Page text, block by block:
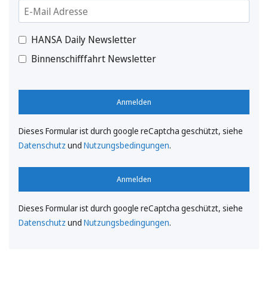
HANSA Daily Newsletter
Binnenschifffahrt Newsletter
Anmelden
Dieses Formular ist durch google reCaptcha geschützt, siehe
Datenschutz und Nutzungsbedingungen.
Anmelden
Dieses Formular ist durch google reCaptcha geschützt, siehe
Datenschutz und Nutzungsbedingungen.